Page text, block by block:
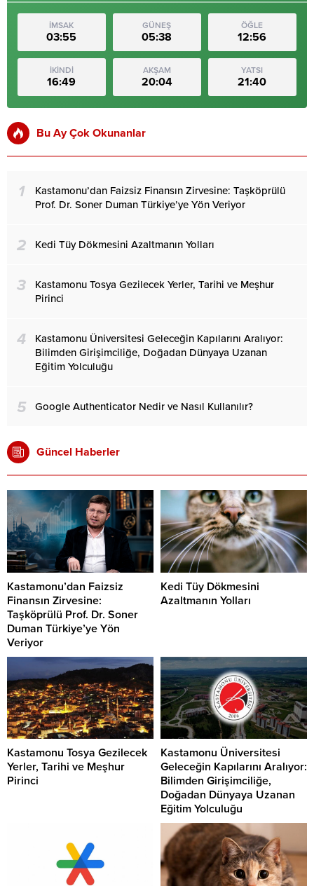
İMSAK
03:55
GÜNEŞ
05:38
ÖĞLE
12:56
İKİNDİ
16:49
AKŞAM
20:04
YATSI
21:40
Bu Ay Çok Okunanlar
1
Kastamonu’dan Faizsiz Finansın Zirvesine: Taşköprülü
Prof. Dr. Soner Duman Türkiye’ye Yön Veriyor
2 Kedi Tüy Dökmesini Azaltmanın Yolları
3
Kastamonu Tosya Gezilecek Yerler, Tarihi ve Meşhur
Pirinci
4
Kastamonu Üniversitesi Geleceğin Kapılarını Aralıyor:
Bilimden Girişimciliğe, Doğadan Dünyaya Uzanan
Eğitim Yolculuğu
5 Google Authenticator Nedir ve Nasıl Kullanılır?
Güncel Haberler
Kastamonu’dan Faizsiz
Finansın Zirvesine:
Taşköprülü Prof. Dr. Soner
Duman Türkiye’ye Yön
Veriyor
Kedi Tüy Dökmesini
Azaltmanın Yolları
Kastamonu Tosya Gezilecek
Yerler, Tarihi ve Meşhur
Pirinci
Kastamonu Üniversitesi
Geleceğin Kapılarını Aralıyor:
Bilimden Girişimciliğe,
Doğadan Dünyaya Uzanan
Eğitim Yolculuğu